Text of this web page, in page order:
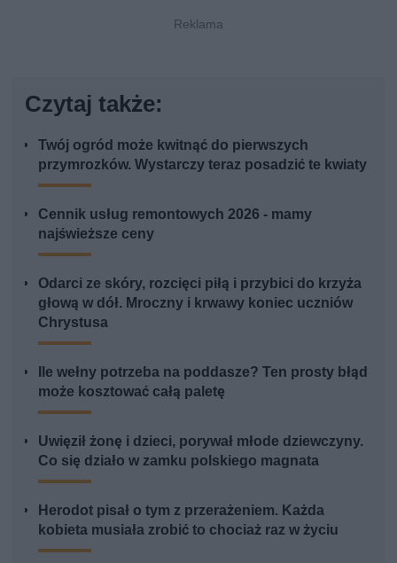
Czytaj także:
Twój ogród może kwitnąć do pierwszych
przymrozków. Wystarczy teraz posadzić te kwiaty
Cennik usług remontowych 2026 - mamy
najświeższe ceny
Odarci ze skóry, rozcięci piłą i przybici do krzyża
głową w dół. Mroczny i krwawy koniec uczniów
Chrystusa
Ile wełny potrzeba na poddasze? Ten prosty błąd
może kosztować całą paletę
Uwięził żonę i dzieci, porywał młode dziewczyny.
Co się działo w zamku polskiego magnata
Herodot pisał o tym z przerażeniem. Każda
kobieta musiała zrobić to chociaż raz w życiu